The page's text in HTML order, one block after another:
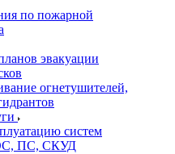
по пожарной
эвакуации
огнетушителей,
систем
ОС, ПС, СКУД